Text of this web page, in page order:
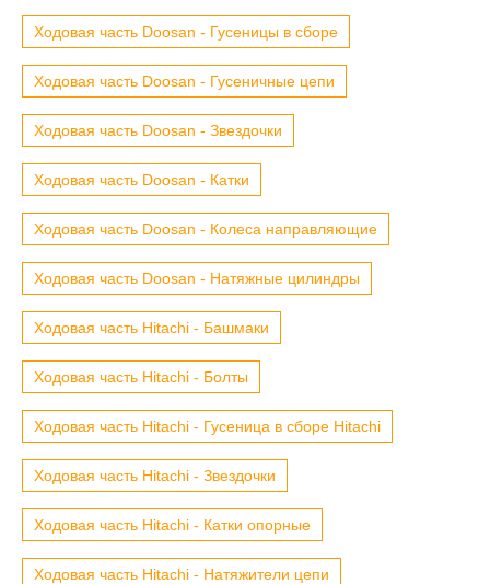
Ходовая часть Doosan - Гусеницы в сборе
Ходовая часть Doosan - Гусеничные цепи
Ходовая часть Doosan - Звездочки
Ходовая часть Doosan - Катки
Ходовая часть Doosan - Колеса направляющие
Ходовая часть Doosan - Натяжные цилиндры
Ходовая часть Hitachi - Башмаки
Ходовая часть Hitachi - Болты
Ходовая часть Hitachi - Гусеница в сборе Hitachi
Ходовая часть Hitachi - Звездочки
Ходовая часть Hitachi - Катки опорные
Ходовая часть Hitachi - Натяжители цепи